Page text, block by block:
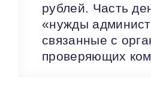
рублей. Часть
«нужды
связанные с
проверяющих